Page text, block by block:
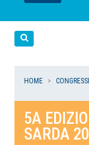
LEGGI
LEGGI
LEGGI
LEGGI
HOME CONGRESSI
5A
SARDA